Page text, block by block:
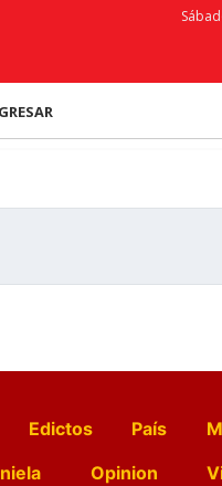
Edictos País
Opinion